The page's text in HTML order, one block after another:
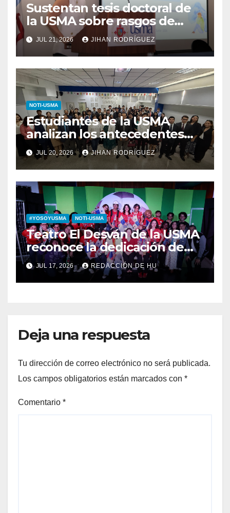
Sustentan tesis doctoral de
la USMA sobre rasgos de
personalidad y conductas de
autolesión en adolescentes
JUL 21, 2026 JIHAN RODRÍGUEZ
NOTI-USMA
Estudiantes de la USMA
analizan los antecedentes
del Derecho Romano junto a
diputada invitada
JUL 20, 2026 JIHAN RODRÍGUEZ
#YOSOYUSMA NOTI-USMA
Teatro El Desván de la USMA
reconoce la dedicación de
sus estudiantes en su 43
aniversario
JUL 17, 2026 REDACCIÓN DE HU
Deja una respuesta
Tu dirección de correo electrónico no será publicada.
Los campos obligatorios están marcados con *
Comentario *